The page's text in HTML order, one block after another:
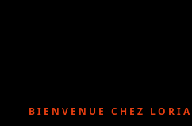
BIENVENUE CHEZ